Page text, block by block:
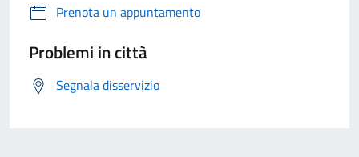
Prenota un appuntamento
Problemi in città
Segnala disservizio